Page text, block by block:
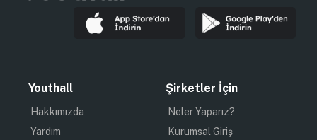
Youthall
Hakkımızda
Yardım
Şirketler İçin
Neler Yaparız?
Kurumsal Giriş